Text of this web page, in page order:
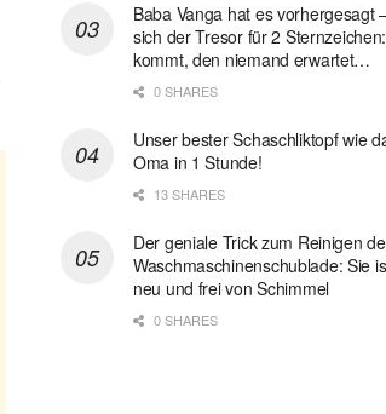
Baba Vanga hat es vorhergesagt
sich der Tresor für 2
kommt, den niemand erwartet…
0 SHARES
Unser bester Schaschliktopf wie
Oma in 1 Stunde!
13 SHARES
Der geniale Trick zum Reinigen
Waschmaschinenschublade: Sie
neu und frei von Schimmel
0 SHARES